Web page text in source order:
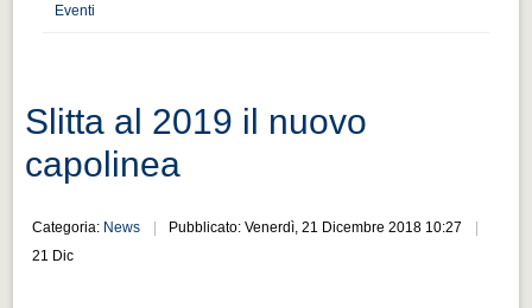
Distretto industriale
Cultura e turismo 4.0
Cultura e turismo 4.0
PROGETTI
Eventi
Slitta al 2019 il nuovo
capolinea
Categoria: News
Pubblicato: Venerdì, 21 Dicembre 2018 10:27
21 Dic